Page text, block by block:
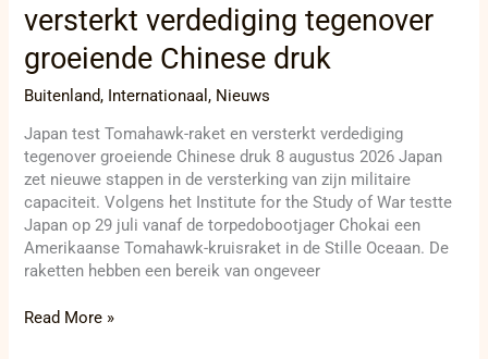
versterkt verdediging tegenover
groeiende Chinese druk
Buitenland, Internationaal, Nieuws
Japan test Tomahawk-raket en versterkt verdediging
tegenover groeiende Chinese druk 8 augustus 2026 Japan
zet nieuwe stappen in de versterking van zijn militaire
capaciteit. Volgens het Institute for the Study of War testte
Japan op 29 juli vanaf de torpedobootjager Chokai een
Amerikaanse Tomahawk-kruisraket in de Stille Oceaan. De
raketten hebben een bereik van ongeveer
Read More »